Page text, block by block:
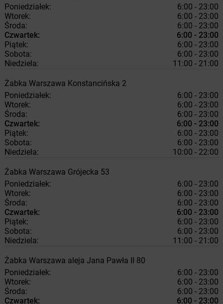
Poniedziałek:
6:00 - 23:00
Wtorek:
6:00 - 23:00
Środa:
6:00 - 23:00
Czwartek:
6:00 - 23:00
Piątek:
6:00 - 23:00
Sobota:
6:00 - 23:00
Niedziela:
11:00 - 21:00
Żabka Warszawa Konstancińska 2
Poniedziałek:
6:00 - 23:00
Wtorek:
6:00 - 23:00
Środa:
6:00 - 23:00
Czwartek:
6:00 - 23:00
Piątek:
6:00 - 23:00
Sobota:
6:00 - 23:00
Niedziela:
10:00 - 22:00
Żabka Warszawa Grójecka 53
Poniedziałek:
6:00 - 23:00
Wtorek:
6:00 - 23:00
Środa:
6:00 - 23:00
Czwartek:
6:00 - 23:00
Piątek:
6:00 - 23:00
Sobota:
6:00 - 23:00
Niedziela:
11:00 - 21:00
Żabka Warszawa aleja Jana Pawła II 80
Poniedziałek:
6:00 - 23:00
Wtorek:
6:00 - 23:00
Środa:
6:00 - 23:00
Czwartek:
6:00 - 23:00